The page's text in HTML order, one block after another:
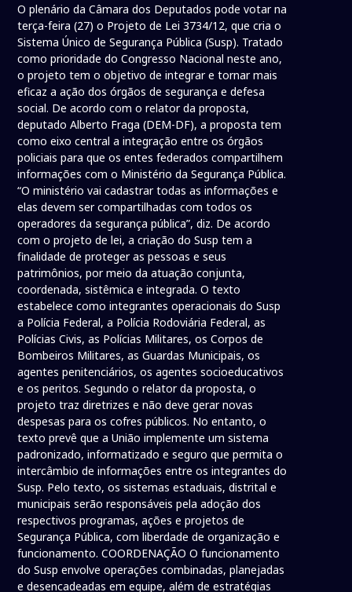
O plenário da Câmara dos Deputados pode votar na
terça-feira (27) o Projeto de Lei 3734/12, que cria o
Sistema Único de Segurança Pública (Susp). Tratado
como prioridade do Congresso Nacional neste ano,
o projeto tem o objetivo de integrar e tornar mais
eficaz a ação dos órgãos de segurança e defesa
social. De acordo com o relator da proposta,
deputado Alberto Fraga (DEM-DF), a proposta tem
como eixo central a integração entre os órgãos
policiais para que os entes federados compartilhem
informações com o Ministério da Segurança Pública.
“O ministério vai cadastrar todas as informações e
elas devem ser compartilhadas com todos os
operadores da segurança pública”, diz. De acordo
com o projeto de lei, a criação do Susp tem a
finalidade de proteger as pessoas e seus
patrimônios, por meio da atuação conjunta,
coordenada, sistêmica e integrada. O texto
estabelece como integrantes operacionais do Susp
a Polícia Federal, a Polícia Rodoviária Federal, as
Polícias Civis, as Polícias Militares, os Corpos de
Bombeiros Militares, as Guardas Municipais, os
agentes penitenciários, os agentes socioeducativos
e os peritos. Segundo o relator da proposta, o
projeto traz diretrizes e não deve gerar novas
despesas para os cofres públicos. No entanto, o
texto prevê que a União implemente um sistema
padronizado, informatizado e seguro que permita o
intercâmbio de informações entre os integrantes do
Susp. Pelo texto, os sistemas estaduais, distrital e
municipais serão responsáveis pela adoção dos
respectivos programas, ações e projetos de
Segurança Pública, com liberdade de organização e
funcionamento. COORDENAÇÃO O funcionamento
do Susp envolve operações combinadas, planejadas
e desencadeadas em equipe, além de estratégias